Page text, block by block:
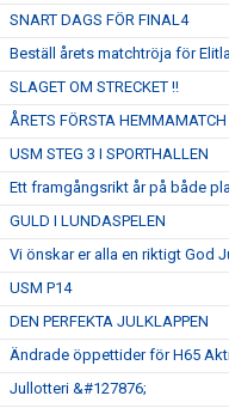
SNART DAGS FÖR FINAL4
Beställ årets matchtröja för
SLAGET OM STRECKET !!
ÅRETS FÖRSTA HEMMAMATCH
USM STEG 3 I SPORTHALLEN
Ett framgångsrikt år på både
GULD I LUNDASPELEN
Vi önskar er alla en riktigt God
USM P14
DEN PERFEKTA JULKLAPPEN
Ändrade öppettider för H65
Jullotteri &#127876;